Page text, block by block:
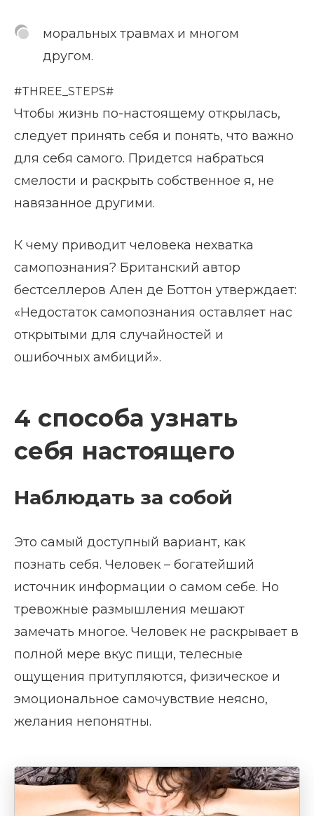
моральных травмах и многом
другом.
#THREE_STEPS#
Чтобы жизнь по-настоящему открылась,
следует принять себя и понять, что важно
для себя самого. Придется набраться
смелости и раскрыть собственное я, не
навязанное другими.
К чему приводит человека нехватка
самопознания? Британский автор
бестселлеров Ален де Боттон утверждает:
«Недостаток самопознания оставляет нас
открытыми для случайностей и
ошибочных амбиций».
4 способа узнать
себя настоящего
Наблюдать за собой
Это самый доступный вариант, как
познать себя. Человек – богатейший
источник информации о самом себе. Но
тревожные размышления мешают
замечать многое. Человек не раскрывает в
полной мере вкус пищи, телесные
ощущения притупляются, физическое и
эмоциональное самочувствие неясно,
желания непонятны.